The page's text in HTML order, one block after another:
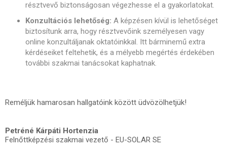
résztvevő biztonságosan végezhesse el a gyakorlatokat.
Konzultációs lehetőség: A képzésen kívül is lehetőséget
biztosítunk arra, hogy résztvevőink személyesen vagy
online konzultáljanak oktatóinkkal. Itt bárminemű extra
kérdéseiket feltehetik, és a mélyebb megértés érdekében
további szakmai tanácsokat kaphatnak.
Reméljük hamarosan hallgatóink között üdvözölhetjük!
Petréné Kárpáti Hortenzia
Felnőttképzési szakmai vezető - EU-SOLAR SE